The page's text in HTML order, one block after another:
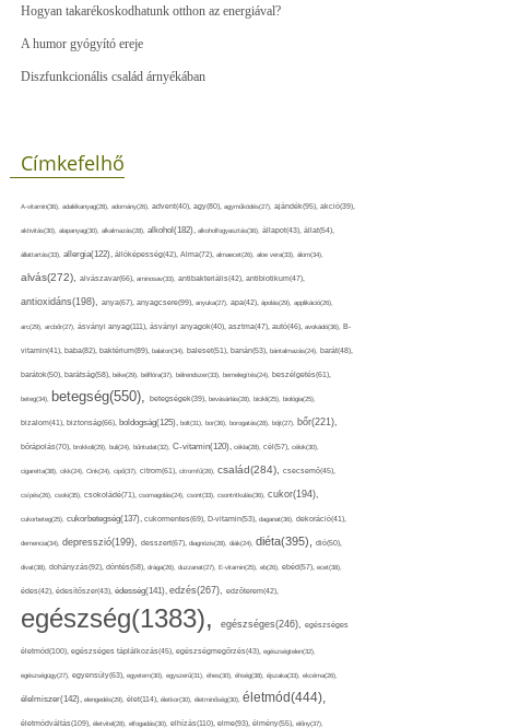
Hogyan takarékoskodhatunk otthon az energiával?
A humor gyógyító ereje
Diszfunkcionális család árnyékában
Címkefelhő
A-vitamin(36), adalékanyag(28), adomány(26), advent(40), agy(80), agyműködés(27), ajándék(95), akció(39),
aktivitás(30), alapanyag(30), alkalmazás(28), alkohol(182), alkoholfogyasztás(36), állapot(43), állat(54),
állattartás(33), allergia(122), állóképesség(42), Alma(72), almaecet(26), aloe vera(33), álom(34),
alvás(272), alvászavar(66), aminosav(33), antibakteriális(42), antibiotikum(47),
antioxidáns(198), anya(67), anyagcsere(99), anyuka(27), apa(42), ápolás(29), applikáció(26),
arc(29), arcbőr(27), ásványi anyag(111), ásványi anyagok(40), asztma(47), autó(46), avokádó(36), B-
vitamin(41), baba(82), baktérium(89), balaton(34), baleset(51), banán(53), bántalmazás(24), barát(48),
barátok(50), barátság(58), béke(29), bélflóra(37), bélrendszer(33), bemelegítés(24), beszélgetés(61),
beteg(34), betegség(550), betegségek(39), bevásárlás(28), bicikli(25), biológia(25),
bizalom(41), biztonság(66), boldogság(125), bolt(31), bor(36), borogatás(28), böjt(27), bőr(221),
bőrápolás(70), brokkoli(29), buli(24), bűntudat(32), C-vitamin(120), cékla(28), cél(57), célok(30),
cigaretta(38), cikk(24), Cink(24), cipő(37), citrom(61), citromfű(26), család(284), csecsemő(45),
csípés(26), csoki(35), csokoládé(71), csomagolás(24), csont(33), csontritkulás(36), cukor(194),
cukorbeteg(25), cukorbetegség(137), cukormentes(69), D-vitamin(53), daganat(36), dekoráció(41),
demencia(34), depresszió(199), desszert(67), diagnózis(28), diák(24), diéta(395), dió(50),
divat(38), dohányzás(92), döntés(58), drága(26), duzzanat(27), E-vitamin(25), eb(26), ebéd(57), ecet(38),
édes(42), édesítőszer(43), édesség(141), edzés(267), edzőterem(42),
egészség(1383), egészséges(246), egészséges
életmód(100), egészséges táplálkozás(45), egészségmegőrzés(43), egészségtelen(32),
egészségügy(27), egyensúly(63), egyetem(30), egyszerű(31), éhes(30), éhség(38), éjszaka(33), ekcéma(26),
élelmiszer(142), elengedés(29), élet(114), életkor(30), életminőség(30), életmód(444),
életmódváltás(109), életvitel(28), elfogadás(30), elhízás(110), elme(93), élmény(55), előny(37),